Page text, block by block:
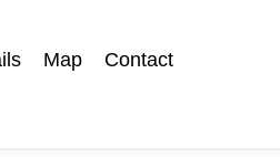
Map Contact